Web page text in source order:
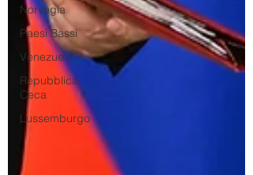
Norvegia
Paesi Bassi
Venezuela
Repubblica
Ceca
Lussemburgo